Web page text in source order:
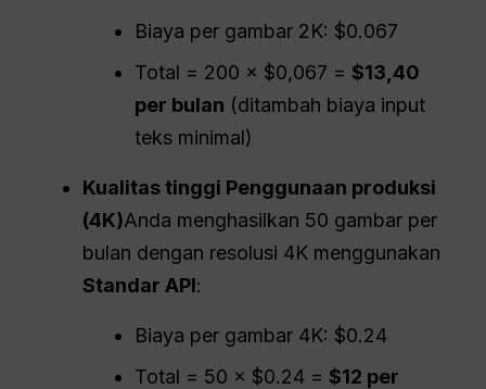
Biaya per gambar 2K: $0.067
Total = 200 × $0,067 =$13,40
per bulan (ditambah biaya input
teks minimal)
Kualitas tinggi Penggunaan produksi
(4K)Anda menghasilkan 50 gambar per
bulan dengan resolusi 4K menggunakan
Standar API:
Biaya per gambar 4K: $0.24
Total = 50 × $0.24 =$12 per